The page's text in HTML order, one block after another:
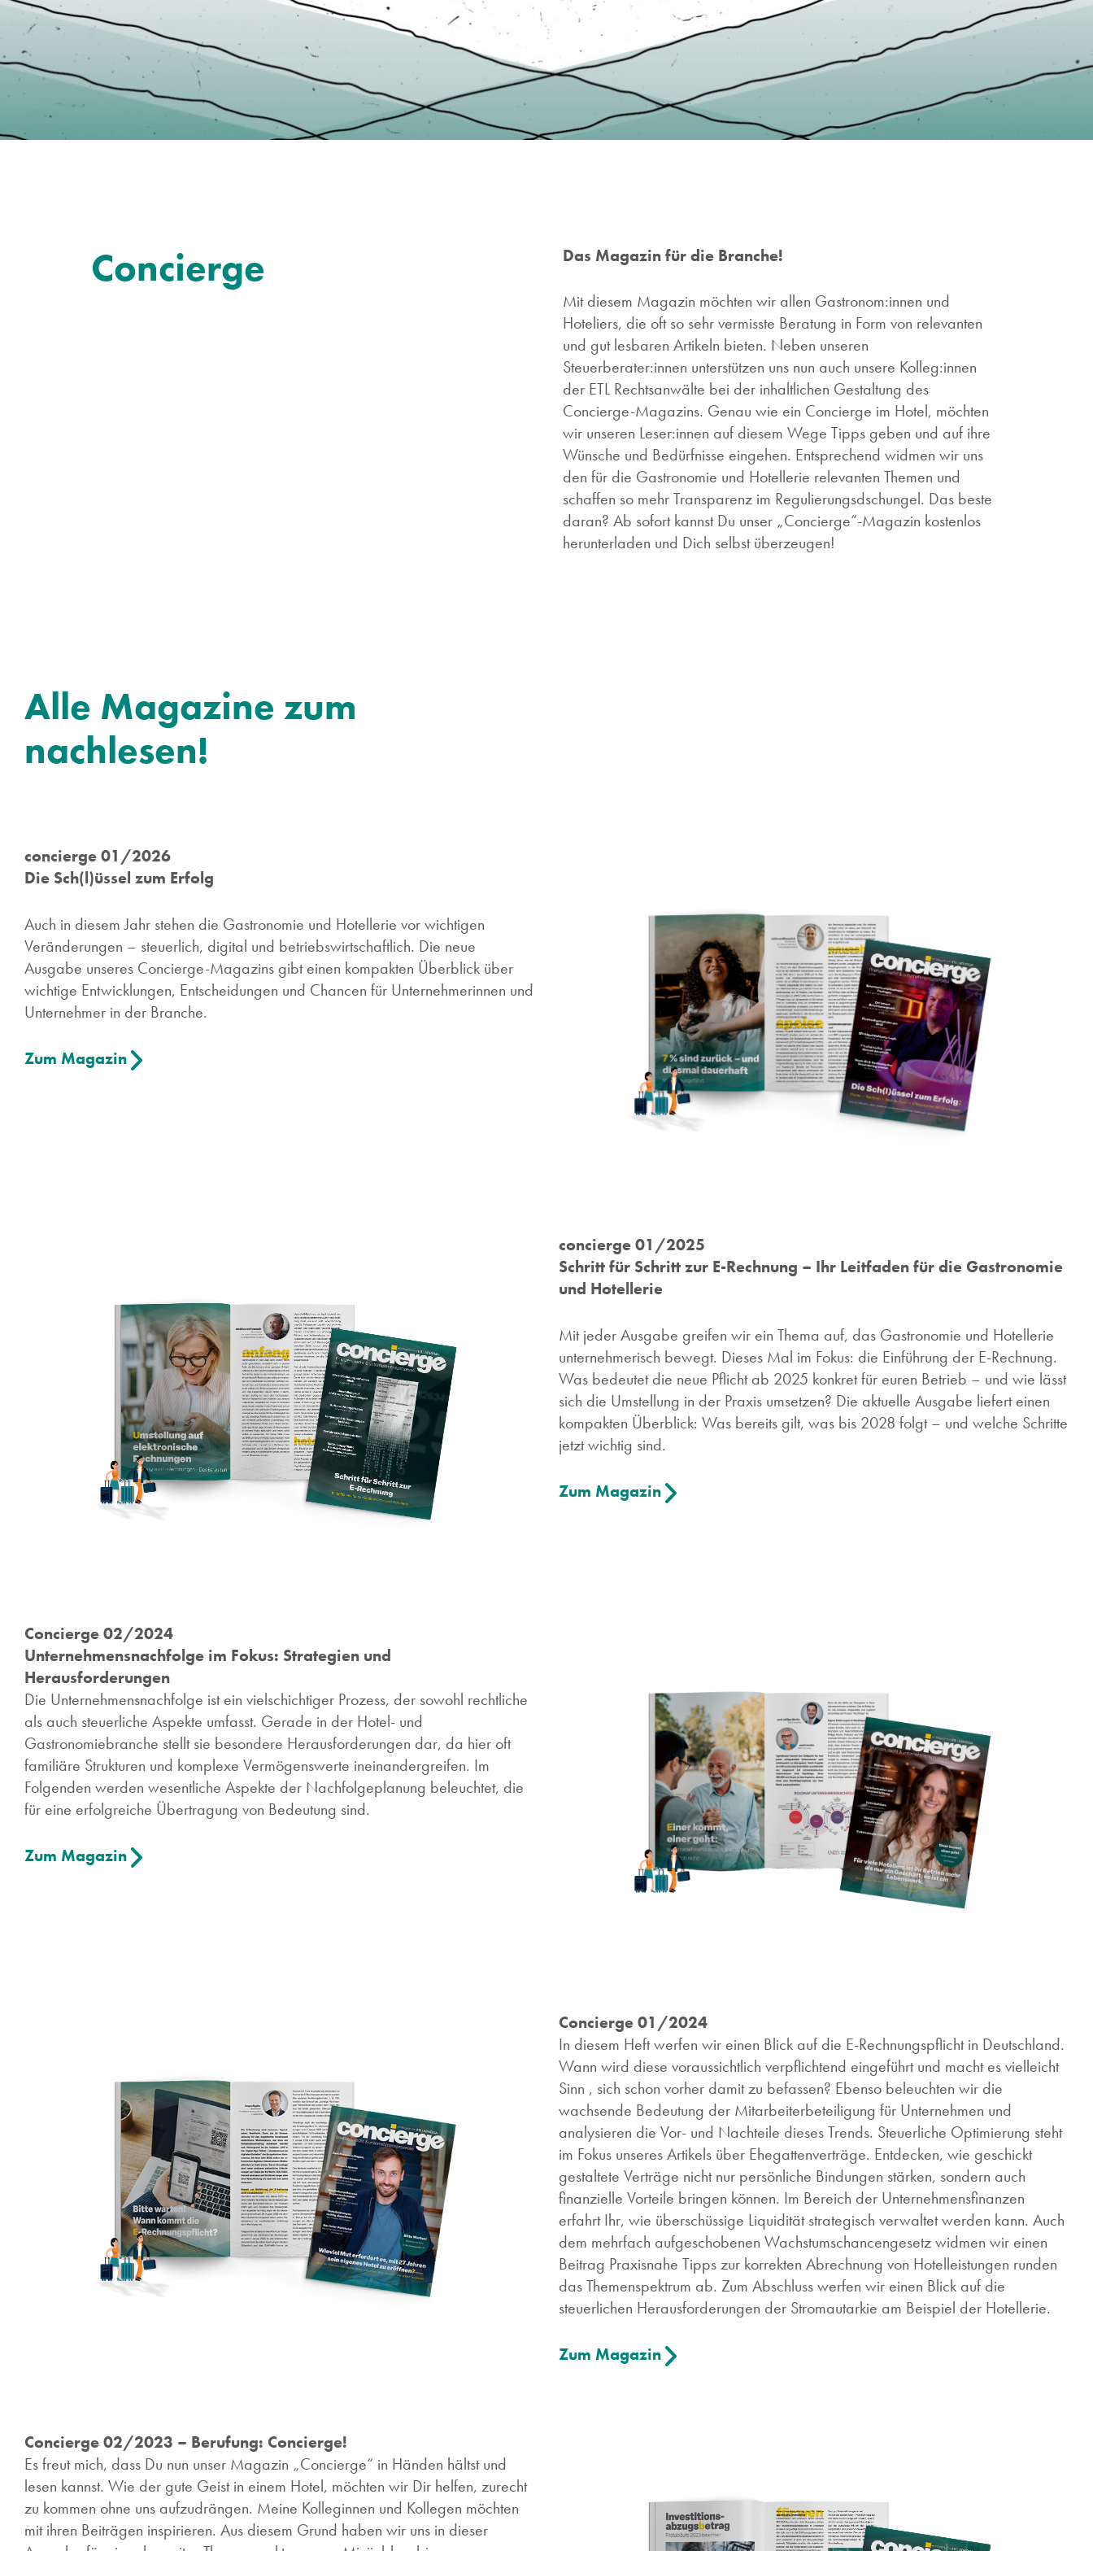
Concierge Das Magazin für die Branche!
Mit diesem Magazin möchten wir allen Gastronom:innen und
Hoteliers, die oft so sehr vermisste Beratung in Form von relevanten
und gut lesbaren Artikeln bieten. Neben unseren
Steuerberater:innen unterstützen uns nun auch unsere Kolleg:innen
der ETL Rechtsanwälte bei der inhaltlichen Gestaltung des
Concierge-Magazins. Genau wie ein Concierge im Hotel, möchten
wir unseren Leser:innen auf diesem Wege Tipps geben und auf ihre
Wünsche und Bedürfnisse eingehen. Entsprechend widmen wir uns
den für die Gastronomie und Hotellerie relevanten Themen und
schaffen so mehr Transparenz im Regulierungsdschungel. Das beste
daran? Ab sofort kannst Du unser „Concierge“-Magazin kostenlos
herunterladen und Dich selbst überzeugen!
Alle Magazine zum
nachlesen!
concierge 01/2026
Die Sch(l)üssel zum Erfolg
Auch in diesem Jahr stehen die Gastronomie und Hotellerie vor wichtigen
Veränderungen – steuerlich, digital und betriebswirtschaftlich. Die neue
Ausgabe unseres Concierge-Magazins gibt einen kompakten Überblick über
wichtige Entwicklungen, Entscheidungen und Chancen für Unternehmerinnen und
Unternehmer in der Branche.
Zum Magazin
concierge 01/2025
Schritt für Schritt zur E-Rechnung – Ihr Leitfaden für die Gastronomie
und Hotellerie
Mit jeder Ausgabe greifen wir ein Thema auf, das Gastronomie und Hotellerie
unternehmerisch bewegt. Dieses Mal im Fokus: die Einführung der E-Rechnung.
Was bedeutet die neue Pflicht ab 2025 konkret für euren Betrieb – und wie lässt
sich die Umstellung in der Praxis umsetzen? Die aktuelle Ausgabe liefert einen
kompakten Überblick: Was bereits gilt, was bis 2028 folgt – und welche Schritte
jetzt wichtig sind.
Zum Magazin
Concierge 02/2024
Unternehmensnachfolge im Fokus: Strategien und
Herausforderungen
Die Unternehmensnachfolge ist ein vielschichtiger Prozess, der sowohl rechtliche
als auch steuerliche Aspekte umfasst. Gerade in der Hotel- und
Gastronomiebranche stellt sie besondere Herausforderungen dar, da hier oft
familiäre Strukturen und komplexe Vermögenswerte ineinandergreifen. Im
Folgenden werden wesentliche Aspekte der Nachfolgeplanung beleuchtet, die
für eine erfolgreiche Übertragung von Bedeutung sind.
Zum Magazin
Concierge 01/2024
In diesem Heft werfen wir einen Blick auf die E-Rechnungspflicht in Deutschland.
Wann wird diese voraussichtlich verpflichtend eingeführt und macht es vielleicht
Sinn , sich schon vorher damit zu befassen? Ebenso beleuchten wir die
wachsende Bedeutung der Mitarbeiterbeteiligung für Unternehmen und
analysieren die Vor- und Nachteile dieses Trends. Steuerliche Optimierung steht
im Fokus unseres Artikels über Ehegattenverträge. Entdecken, wie geschickt
gestaltete Verträge nicht nur persönliche Bindungen stärken, sondern auch
finanzielle Vorteile bringen können. Im Bereich der Unternehmensfinanzen
erfahrt Ihr, wie überschüssige Liquidität strategisch verwaltet werden kann. Auch
dem mehrfach aufgeschobenen Wachstumschancengesetz widmen wir einen
Beitrag Praxisnahe Tipps zur korrekten Abrechnung von Hotelleistungen runden
das Themenspektrum ab. Zum Abschluss werfen wir einen Blick auf die
steuerlichen Herausforderungen der Stromautarkie am Beispiel der Hotellerie.
Zum Magazin
Concierge 02/2023 – Berufung: Concierge!
Es freut mich, dass Du nun unser Magazin „Concierge“ in Händen hältst und
lesen kannst. Wie der gute Geist in einem Hotel, möchten wir Dir helfen, zurecht
zu kommen ohne uns aufzudrängen. Meine Kolleginnen und Kollegen möchten
mit ihren Beiträgen inspirieren. Aus diesem Grund haben wir uns in dieser